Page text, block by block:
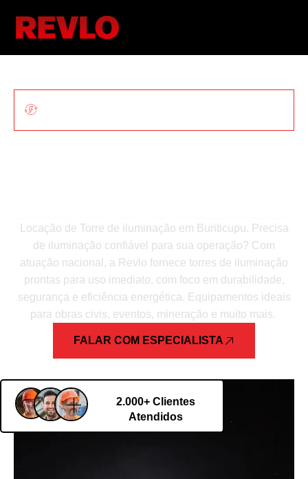
Locação de Torre de iluminação em Buriticupu. Precisa
de iluminação confiável para sua operação? Com
atuação nacional, a Revlo fornece torres de iluminação
prontas para uso imediato, com foco em durabilidade,
segurança e eficiência energética. Equipamentos ideais
para obras civis, eventos, mineração e muito mais.
FALAR COM ESPECIALISTA
2.000+ Clientes
Atendidos